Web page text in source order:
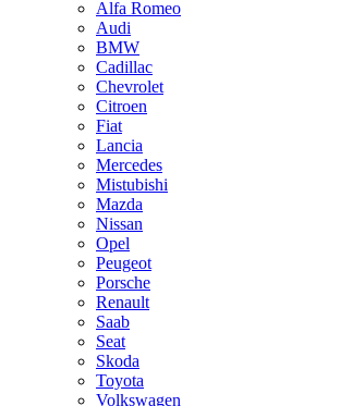
Alfa Romeo
Audi
BMW
Cadillac
Chevrolet
Citroen
Fiat
Lancia
Mercedes
Mistubishi
Mazda
Nissan
Opel
Peugeot
Porsche
Renault
Saab
Seat
Skoda
Toyota
Volkswagen